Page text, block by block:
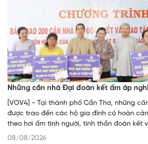
Những căn nhà Đại đoàn kết ấm áp
[VOV4] - Tại thành phố Cần Thơ, những
được trao đến các hộ gia đình có hoàn
theo hơi ấm tình người, tinh thần đoàn kết
08/08/2026